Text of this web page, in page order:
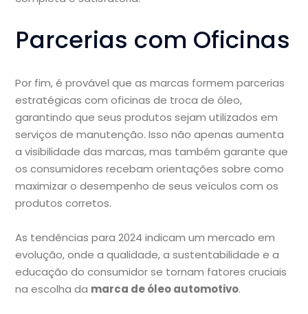
Parcerias com Oficinas
Por fim, é provável que as marcas formem parcerias
estratégicas com oficinas de troca de óleo,
garantindo que seus produtos sejam utilizados em
serviços de manutenção. Isso não apenas aumenta
a visibilidade das marcas, mas também garante que
os consumidores recebam orientações sobre como
maximizar o desempenho de seus veículos com os
produtos corretos.
As tendências para 2024 indicam um mercado em
evolução, onde a qualidade, a sustentabilidade e a
educação do consumidor se tornam fatores cruciais
na escolha da marca de óleo automotivo.